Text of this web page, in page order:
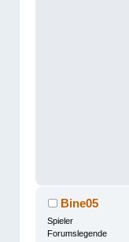
Bine05
Spieler
Forumslegende